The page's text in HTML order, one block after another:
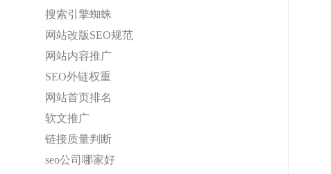
搜索引擎蜘蛛
网站改版SEO规范
网站内容推广
SEO外链权重
网站首页排名
软文推广
链接质量判断
seo公司哪家好